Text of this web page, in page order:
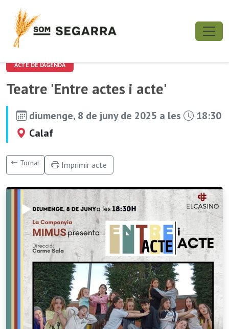
ACTE DE L'AGENDA
Teatre 'Entre actes i acte'
diumenge, 8 de juny de 2025 a les
18:30
Calaf
Tornar Imprimir acte